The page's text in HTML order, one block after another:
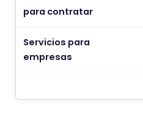
para contratar
Servicios para
empresas